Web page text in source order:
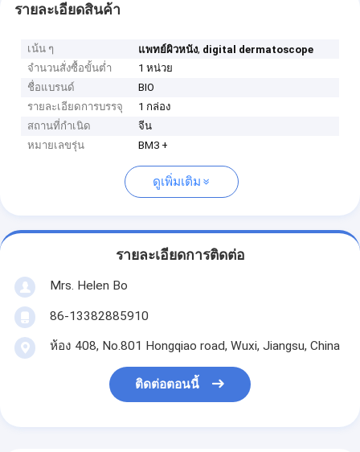
รายละเอียดสินค้า
เน้น ๆ แพทย์ผิวหนัง, digital dermatoscope
จำนวนสั่งซื้อขั้นต่ำ
1 หน่วย
ชื่อแบรนด์
BIO
รายละเอียดการบรรจุ
1 กล่อง
สถานที่กำเนิด
จีน
หมายเลขรุ่น
BM3 +
ดูเพิ่มเติม
รายละเอียดการติดต่อ
Mrs. Helen Bo
86-13382885910
ห้อง 408, No.801 Hongqiao road, Wuxi, Jiangsu, China
ติดต่อตอนนี้